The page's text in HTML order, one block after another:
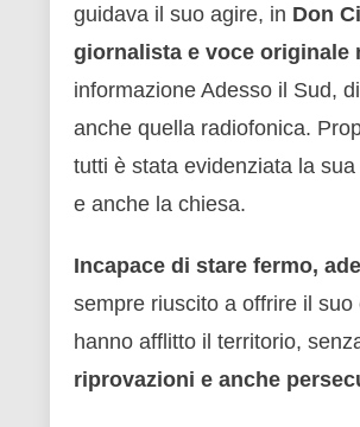
guidava il suo agire, in Don
giornalista e voce
informazione Adesso il Sud,
anche quella radiofonica.
tutti è stata evidenziata la
e anche la chiesa.
Incapace di stare fermo,
sempre riuscito a offrire il
hanno afflitto il territorio,
riprovazioni e anche